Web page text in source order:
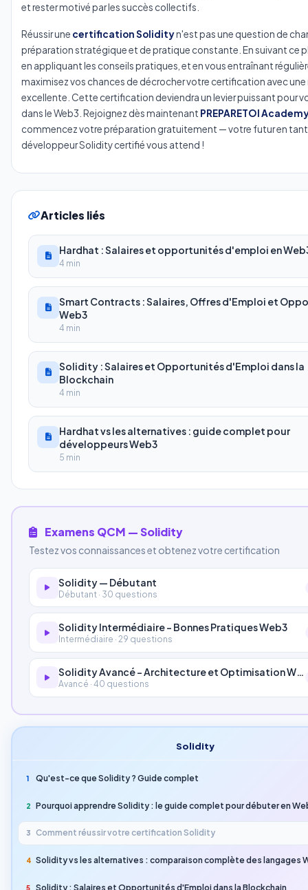
et rester motivé par les succès collectifs.
Réussir une certification Solidityn'est pas une question de
préparation stratégique et de pratique constante. En suivant ce
en appliquant les conseils pratiques, et en vous entraînant
maximisez vos chances de décrocher votre certification avec
excellente. Cette certification deviendra un levier puissant pour
dans le Web3. Rejoignez dès maintenant PREPARETOI
commencez votre préparation gratuitement — votre futur en
développeur Solidity certifié vous attend !
Articles liés
Hardhat : Salaires et opportunités d'emploi en
4 min
Smart Contracts : Salaires, Offres d'Emploi et
Web3
4 min
Solidity : Salaires et Opportunités d'Emploi dans la
Blockchain
4 min
Hardhat vs les alternatives : guide complet pour
développeurs Web3
5 min
Examens QCM — Solidity
Testez vos connaissances et obtenez votre certification
Solidity — Débutant
Débutant · 30 questions
Solidity Intermédiaire - Bonnes Pratiques Web3
Intermédiaire · 29 questions
Solidity Avancé - Architecture et Optimisation Web3
Avancé · 40 questions
Solidity
1 Qu'est-ce que Solidity ? Guide complet
2 Pourquoi apprendre Solidity : le guide complet pour débuter en
3 Comment réussir votre certification Solidity
4 Solidity vs les alternatives : comparaison complète des langages
5 Solidity : Salaires et Opportunités d'Emploi dans la Blockchain